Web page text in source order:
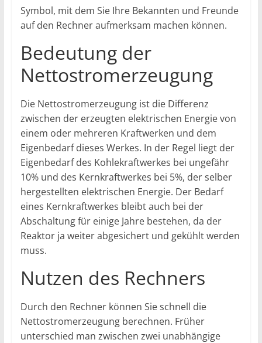
Symbol, mit dem Sie Ihre Bekannten und Freunde
auf den Rechner aufmerksam machen können.
Bedeutung der
Nettostromerzeugung
Die Nettostromerzeugung ist die Differenz
zwischen der erzeugten elektrischen Energie von
einem oder mehreren Kraftwerken und dem
Eigenbedarf dieses Werkes. In der Regel liegt der
Eigenbedarf des Kohlekraftwerkes bei ungefähr
10% und des Kernkraftwerkes bei 5%, der selber
hergestellten elektrischen Energie. Der Bedarf
eines Kernkraftwerkes bleibt auch bei der
Abschaltung für einige Jahre bestehen, da der
Reaktor ja weiter abgesichert und gekühlt werden
muss.
Nutzen des Rechners
Durch den Rechner können Sie schnell die
Nettostromerzeugung berechnen. Früher
unterschied man zwischen zwei unabhängige